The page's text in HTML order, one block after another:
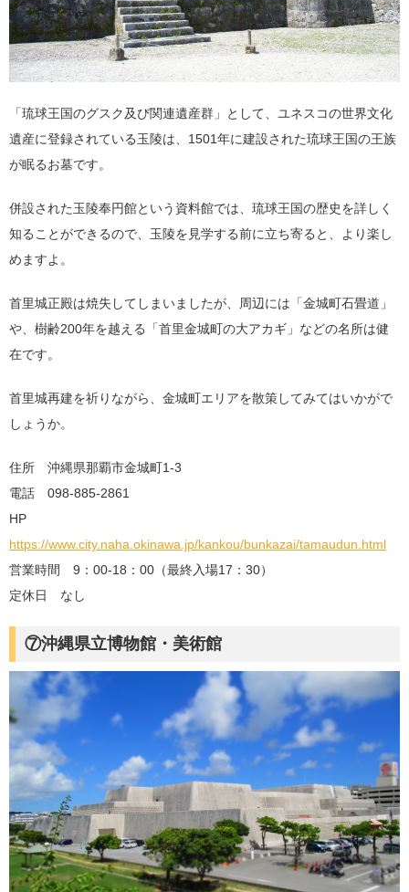
「琉球王国のグスク及び関連遺産群」として、ユネスコの世界文化
遺産に登録されている玉陵は、1501年に建設された琉球王国の王族
が眠るお墓です。
併設された玉陵奉円館という資料館では、琉球王国の歴史を詳しく
知ることができるので、玉陵を見学する前に立ち寄ると、より楽し
めますよ。
首里城正殿は焼失してしまいましたが、周辺には「金城町石畳道」
や、樹齢200年を越える「首里金城町の大アカギ」などの名所は健
在です。
首里城再建を祈りながら、金城町エリアを散策してみてはいかがで
しょうか。
住所 沖縄県那覇市金城町1-3
電話 098-885-2861
HP
https://www.city.naha.okinawa.jp/kankou/bunkazai/tamaudun.html
営業時間 9：00-18：00（最終入場17：30）
定休日 なし
⑦沖縄県立博物館・美術館